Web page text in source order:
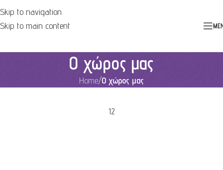
Skip to navigation
Skip to main content
Ο χώρος μας
Home/Ο χώρος μας
12